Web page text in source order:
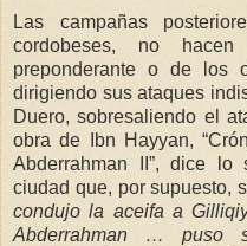
Las campañas
cordobeses, no
preponderante o de los
dirigiendo sus ataques
Duero, sobresaliendo el
obra de Ibn Hayyan,
Abderrahman II”, dice
ciudad que, por supuesto,
condujo la aceifa a
Abderrahman …